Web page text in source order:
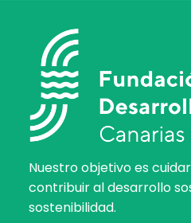
Nuestro objetivo es
contribuir al desarrollo
sostenibilidad.